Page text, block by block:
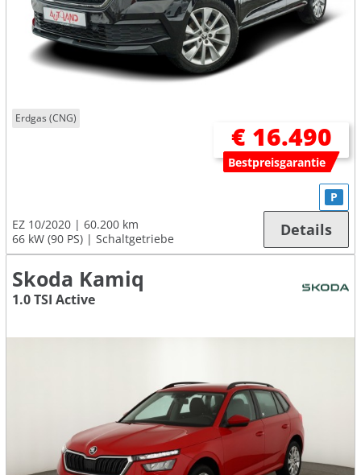
Erdgas (CNG)
€ 16.490
Bestpreisgarantie
EZ 10/2020
60.200 km
66 kW (90 PS)
Schaltgetriebe
P
Details
Skoda Kamiq
1.0 TSI Active